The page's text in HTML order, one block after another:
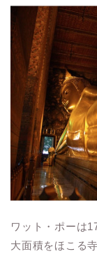
ワット・ポーは
大面積をほこる